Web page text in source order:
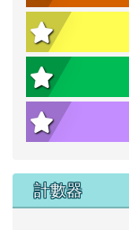
計數器